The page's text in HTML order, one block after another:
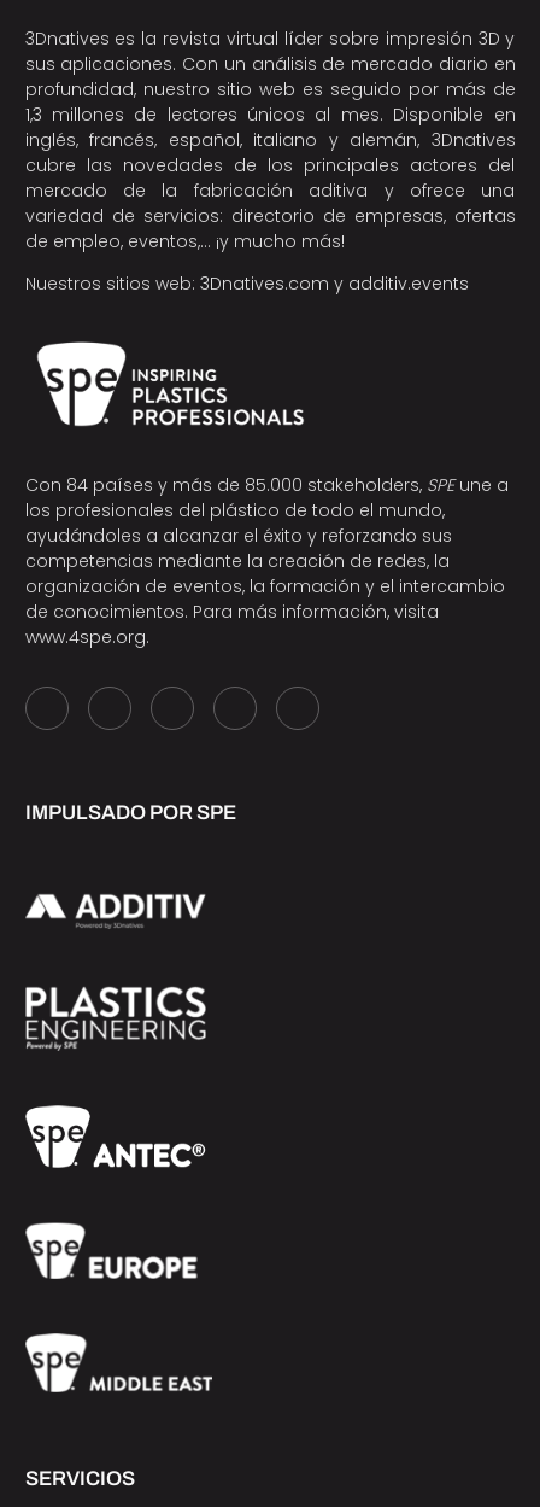
3Dnatives es la revista virtual líder sobre impresión 3D y
sus aplicaciones. Con un análisis de mercado diario en
profundidad, nuestro sitio web es seguido por más de
1,3 millones de lectores únicos al mes. Disponible en
inglés, francés, español, italiano y alemán, 3Dnatives
cubre las novedades de los principales actores del
mercado de la fabricación aditiva y ofrece una
variedad de servicios: directorio de empresas, ofertas
de empleo, eventos,… ¡y mucho más!
Nuestros sitios web: 3Dnatives.com y additiv.events
Con 84 países y más de 85.000 stakeholders, SPEune a
los profesionales del plástico de todo el mundo,
ayudándoles a alcanzar el éxito y reforzando sus
competencias mediante la creación de redes, la
organización de eventos, la formación y el intercambio
de conocimientos. Para más información, visita
www.4spe.org.
IMPULSADO POR SPE
SERVICIOS